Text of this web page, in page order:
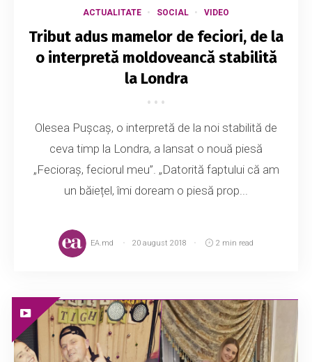
ACTUALITATE SOCIAL VIDEO
Tribut adus mamelor de feciori, de la
o interpretă moldoveancă stabilită
la Londra
Olesea Pușcaș, o interpretă de la noi stabilită de
ceva timp la Londra, a lansat o nouă piesă
„Fecioraș, feciorul meu”. „Datorită faptului că am
un băiețel, îmi doream o piesă prop...
EA.md 20 august 2018 2 min read